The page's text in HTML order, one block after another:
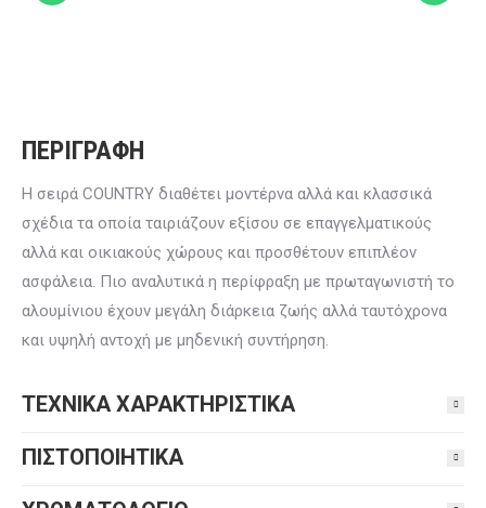
ΠΕΡΙΓΡΑΦΗ
H σειρά COUNTRY διαθέτει μοντέρνα αλλά και κλασσικά
σχέδια τα οποία ταιριάζουν εξίσου σε επαγγελματικούς
αλλά και οικιακούς χώρους και προσθέτουν επιπλέον
ασφάλεια. Πιο αναλυτικά η περίφραξη με πρωταγωνιστή το
αλουμίνιου έχουν μεγάλη διάρκεια ζωής αλλά ταυτόχρονα
και υψηλή αντοχή με μηδενική συντήρηση.
ΤΕΧΝΙΚΑ ΧΑΡΑΚΤΗΡΙΣΤΙΚΑ
ΠΙΣΤΟΠΟΙΗΤΙΚΑ